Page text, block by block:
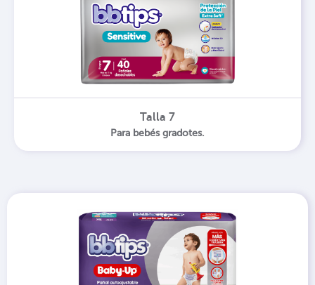
Talla 7
Para bebés gradotes.